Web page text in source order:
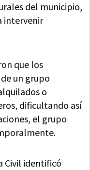
del municipio,
intervenir
que los
un grupo
o
dificultando así
el grupo
Civil identificó